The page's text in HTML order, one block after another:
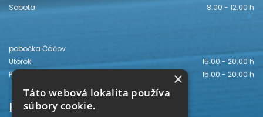
Sobota
8.00 - 12.00 h
pobočka Čáčov
Utorok
15.00 - 20.00 h
Piatok
15.00 - 20.00 h
Kontakt
×
Táto webová lokalita používa
súbory cookie.